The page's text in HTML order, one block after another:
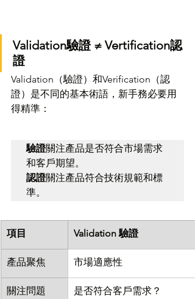
Validation驗證 ≠ Vertification認
證
Validation（驗證）和Verification（認
證）是不同的基本術語，新手務必要用
得精準：
驗證關注產品是否符合市場需求
認證關注產品符合技術規範和標
準。
項目 Validation 驗證
產品聚焦 市場適應性
關注問題
是否符合客戶需求？